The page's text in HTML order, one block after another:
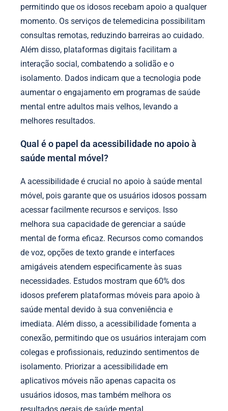
permitindo que os idosos recebam apoio a qualquer
momento. Os serviços de telemedicina possibilitam
consultas remotas, reduzindo barreiras ao cuidado.
Além disso, plataformas digitais facilitam a
interação social, combatendo a solidão e o
isolamento. Dados indicam que a tecnologia pode
aumentar o engajamento em programas de saúde
mental entre adultos mais velhos, levando a
melhores resultados.
Qual é o papel da acessibilidade no apoio à
saúde mental móvel?
A acessibilidade é crucial no apoio à saúde mental
móvel, pois garante que os usuários idosos possam
acessar facilmente recursos e serviços. Isso
melhora sua capacidade de gerenciar a saúde
mental de forma eficaz. Recursos como comandos
de voz, opções de texto grande e interfaces
amigáveis atendem especificamente às suas
necessidades. Estudos mostram que 60% dos
idosos preferem plataformas móveis para apoio à
saúde mental devido à sua conveniência e
imediata. Além disso, a acessibilidade fomenta a
conexão, permitindo que os usuários interajam com
colegas e profissionais, reduzindo sentimentos de
isolamento. Priorizar a acessibilidade em
aplicativos móveis não apenas capacita os
usuários idosos, mas também melhora os